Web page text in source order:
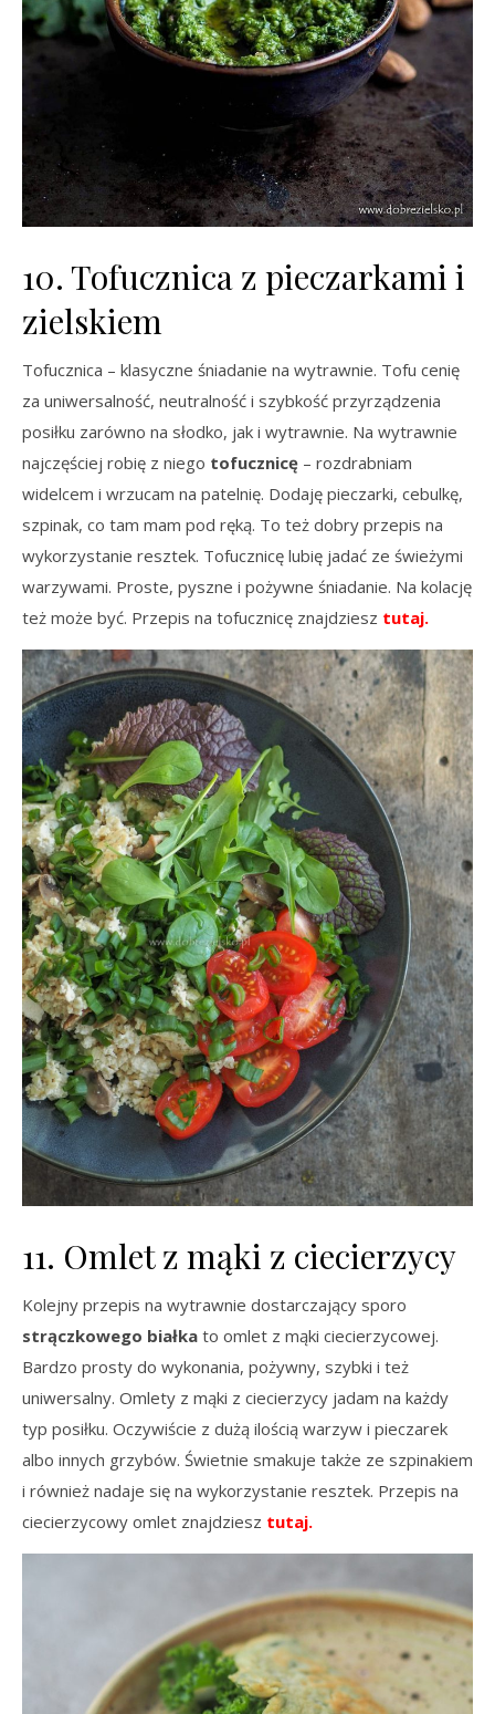
10. Tofucznica z pieczarkami i
zielskiem
Tofucznica – klasyczne śniadanie na wytrawnie. Tofu cenię
za uniwersalność, neutralność i szybkość przyrządzenia
posiłku zarówno na słodko, jak i wytrawnie. Na wytrawnie
najczęściej robię z niego tofucznicę – rozdrabniam
widelcem i wrzucam na patelnię. Dodaję pieczarki, cebulkę,
szpinak, co tam mam pod ręką. To też dobry przepis na
wykorzystanie resztek. Tofucznicę lubię jadać ze świeżymi
warzywami. Proste, pyszne i pożywne śniadanie. Na kolację
też może być. Przepis na tofucznicę znajdziesz tutaj.
11. Omlet z mąki z ciecierzycy
Kolejny przepis na wytrawnie dostarczający sporo
strączkowego białka to omlet z mąki ciecierzycowej.
Bardzo prosty do wykonania, pożywny, szybki i też
uniwersalny. Omlety z mąki z ciecierzycy jadam na każdy
typ posiłku. Oczywiście z dużą ilością warzyw i pieczarek
albo innych grzybów. Świetnie smakuje także ze szpinakiem
i również nadaje się na wykorzystanie resztek. Przepis na
ciecierzycowy omlet znajdziesz tutaj.